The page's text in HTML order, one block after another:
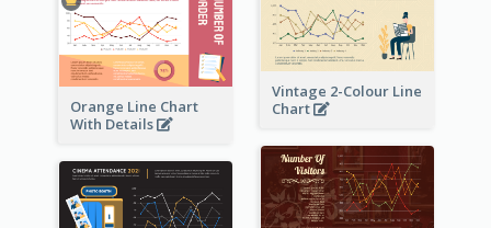
Vintage 2-Colour Line
Chart
Orange Line Chart
With Details